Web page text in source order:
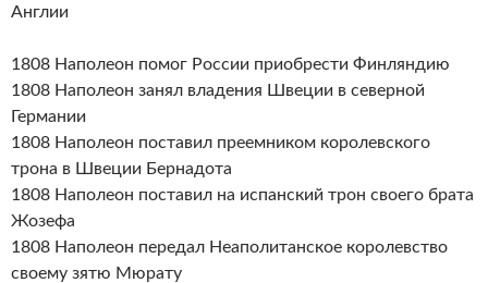
Англии
1808 Наполеон помог России приобрести Финляндию
1808 Наполеон занял владения Швеции в северной
Германии
1808 Наполеон поставил преемником королевского
трона в Швеции Бернадота
1808 Наполеон поставил на испанский трон своего брата
Жозефа
1808 Наполеон передал Неаполитанское королевство
своему зятю Мюрату